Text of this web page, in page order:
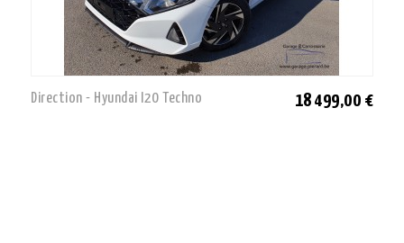
Direction - Hyundai I20 Techno 18 499,00 €